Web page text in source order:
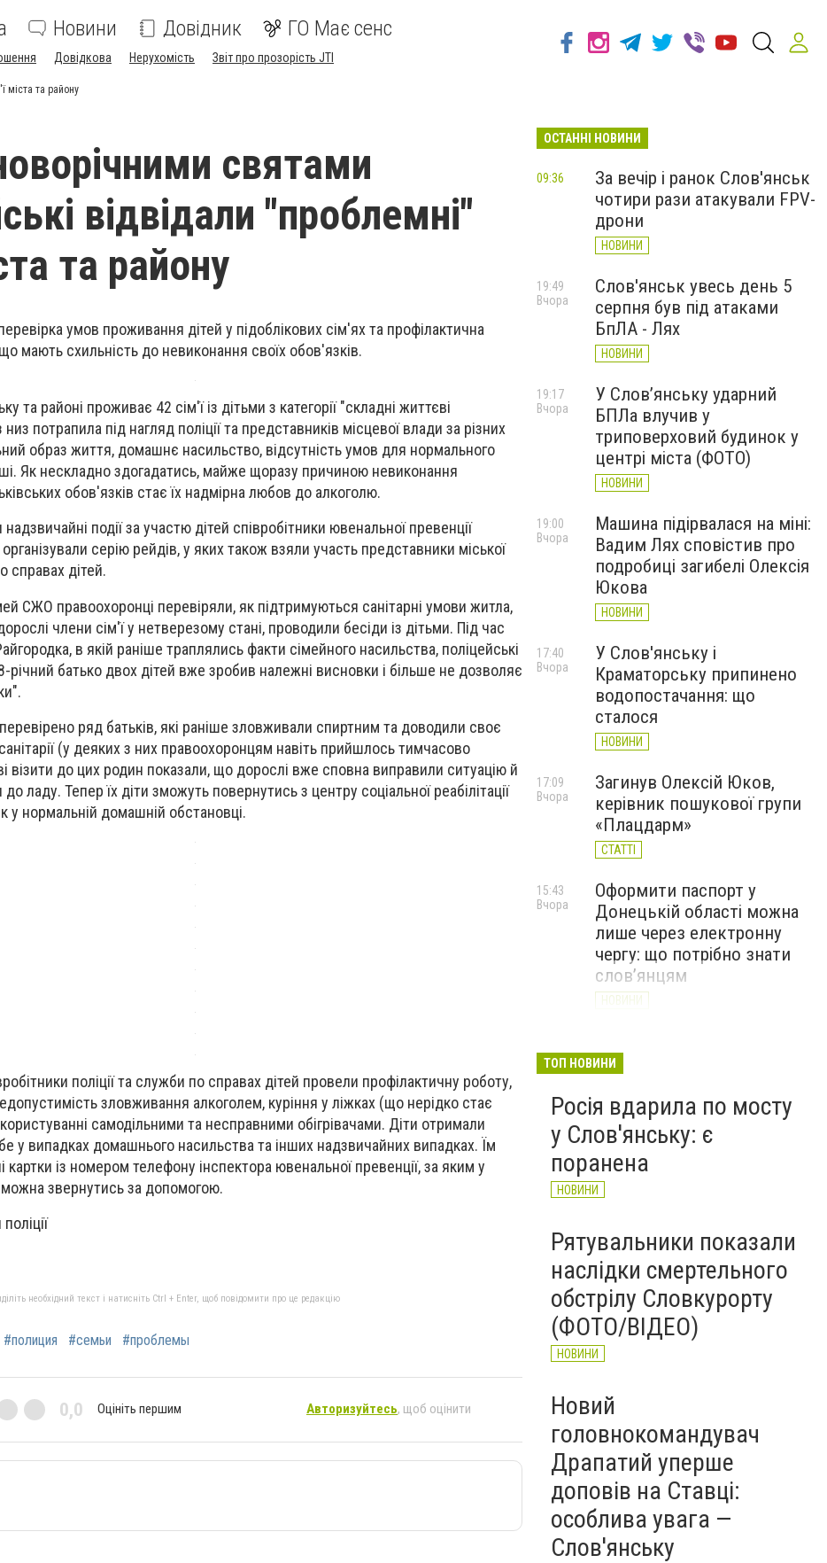
Новини Довідник ГО Має сенс
Довідкова Нерухомість Звіт про прозорість JTI
міста та району
святами
відвідали "проблемні"
та району
умов проживання дітей у підоблікових сім'ях та профілактична
мають схильність до невиконання своїх обов'язків.
та районі проживає 42 сім'ї із дітьми з категорії "складні життєві
потрапила під нагляд поліції та представників місцевої влади за різних
образ життя, домашнє насильство, відсутність умов для нормального
Як нескладно здогадатись, майже щоразу причиною невиконання
обов'язків стає їх надмірна любов до алкоголю.
події за участю дітей співробітники ювенальної превенції
організували серію рейдів, у яких також взяли участь представники міської
справах дітей.
СЖО правоохоронці перевіряли, як підтримуються санітарні умови житла,
члени сім'ї у нетверезому стані, проводили бесіди із дітьми. Під час
в якій раніше траплялись факти сімейного насильства, поліцейські
батько двох дітей вже зробив належні висновки і більше не дозволяє
ряд батьків, які раніше зловживали спиртним та доводили своє
(у деяких з них правоохоронцям навіть прийшлось тимчасово
візити до цих родин показали, що дорослі вже сповна виправили ситуацію й
ладу. Тепер їх діти зможуть повернутись з центру соціальної реабілітації
у нормальній домашній обстановці.
поліції та служби по справах дітей провели профілактичну роботу,
зловживання алкоголем, куріння у ліжках (що нерідко стає
самодільними та несправними обігрівачами. Діти отримали
у випадках домашнього насильства та інших надзвичайних випадках. Їм
картки із номером телефону інспектора ювенальної превенції, за яким у
звернутись за допомогою.
необхідний текст і натисніть Ctrl + Enter, щоб повідомити про це редакцію
#полиция #семьи #проблемы
0,0 Оцініть першим Авторизуйтесь, щоб оцінити
ОСТАННІ НОВИНИ
За вечір і ранок Слов'янськ
чотири рази атакували FPV-
дрони
НОВИНИ
09:36
Слов'янськ увесь день 5
серпня був під атаками
БпЛА - Лях
НОВИНИ
19:49
Вчора
У Слов’янську ударний
БПЛа влучив у
триповерховий будинок у
центрі міста (ФОТО)
НОВИНИ
19:17
Вчора
Машина підірвалася на міні:
Вадим Лях сповістив про
подробиці загибелі Олексія
Юкова
НОВИНИ
19:00
Вчора
У Слов'янську і
Краматорську припинено
водопостачання: що
сталося
НОВИНИ
17:40
Вчора
Загинув Олексій Юков,
керівник пошукової групи
«Плацдарм»
СТАТТІ
17:09
Вчора
Оформити паспорт у
Донецькій області можна
лише через електронну
чергу: що потрібно знати
слов’янцям
НОВИНИ
15:43
Вчора
гуманітарну допомогу
НОВИНИ
Вчора
ТОП НОВИНИ
Росія вдарила по мосту
у Слов'янську: є
поранена
НОВИНИ
Рятувальники показали
наслідки смертельного
обстрілу Словкурорту
(ФОТО/ВІДЕО)
НОВИНИ
Новий
головнокомандувач
Драпатий уперше
доповів на Ставці:
особлива увага —
Слов'янську